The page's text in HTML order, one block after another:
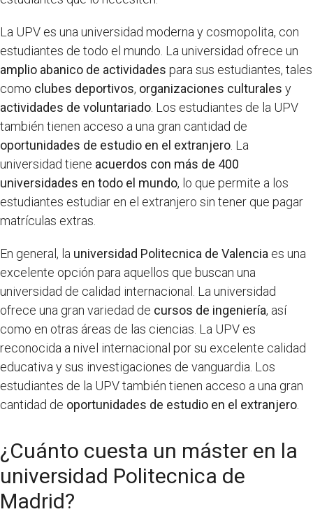
La UPV es una universidad moderna y cosmopolita, con
estudiantes de todo el mundo. La universidad ofrece un
amplio abanico de actividades para sus estudiantes, tales
como clubes deportivos, organizaciones culturales y
actividades de voluntariado . Los estudiantes de la UPV
también tienen acceso a una gran cantidad de
oportunidades de estudio en el extranjero . La
universidad tiene acuerdos con más de 400
universidades en todo el mundo, lo que permite a los
estudiantes estudiar en el extranjero sin tener que pagar
matrículas extras.
En general, la universidad Politecnica de Valencia es una
excelente opción para aquellos que buscan una
universidad de calidad internacional. La universidad
ofrece una gran variedad de cursos de ingeniería, así
como en otras áreas de las ciencias. La UPV es
reconocida a nivel internacional por su excelente calidad
educativa y sus investigaciones de vanguardia. Los
estudiantes de la UPV también tienen acceso a una gran
cantidad de oportunidades de estudio en el extranjero
¿Cuánto cuesta un máster en la
universidad Politecnica de
Madrid?